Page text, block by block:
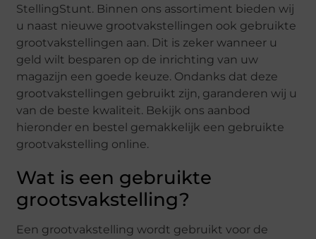
StellingStunt. Binnen ons assortiment bieden wij
u naast nieuwe grootvakstellingen ook gebruikte
grootvakstellingen aan. Dit is zeker wanneer u
geld wilt besparen op de inrichting van uw
magazijn een goede keuze. Ondanks dat deze
grootvakstellingen gebruikt zijn, garanderen wij u
van de beste kwaliteit. Bekijk ons aanbod
hieronder en bestel gemakkelijk een gebruikte
grootvakstelling online.
Wat is een gebruikte
grootsvakstelling?
Een grootvakstelling wordt gebruikt voor de